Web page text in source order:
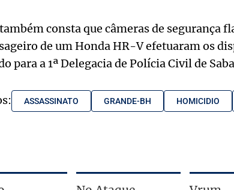
consta que câmeras de segurança
de um Honda HR-V efetuaram os
para a 1ª Delegacia de Polícia Civil de
ASSASSINATO GRANDE-BH HOMICIDIO